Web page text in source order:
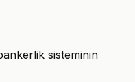
sisteminin